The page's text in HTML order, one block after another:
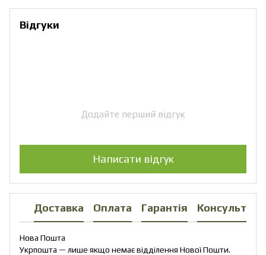
Відгуки
Додайте перший відгук
Написати відгук
Доставка Оплата Гарантія
Нова Пошта
Укрпошта — лише якщо немає відділення Нової Пошти.